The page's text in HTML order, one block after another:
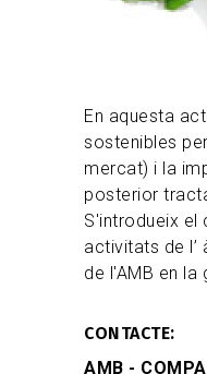
En aquesta
sostenibles
mercat) i la
posterior
S'introdueix el
activitats de l’
de l'AMB en la
CONTACTE
AMB -